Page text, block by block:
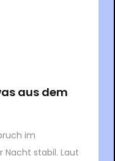
aus dem
im
Nacht stabil. Laut